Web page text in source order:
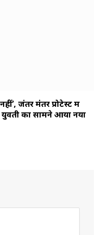
जंतर मंतर प्रोटेस्ट में
युवती का सामने आया नया